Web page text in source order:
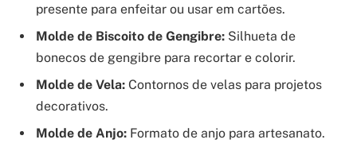
presente para enfeitar ou usar em cartões.
Molde de Biscoito de Gengibre: Silhueta de
bonecos de gengibre para recortar e colorir.
Molde de Vela: Contornos de velas para projetos
decorativos.
Molde de Anjo: Formato de anjo para artesanato.